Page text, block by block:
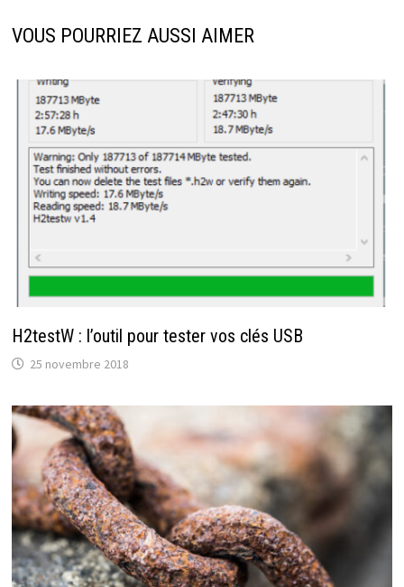
VOUS POURRIEZ AUSSI AIMER
H2testW : l’outil pour tester vos clés USB
25 novembre 2018